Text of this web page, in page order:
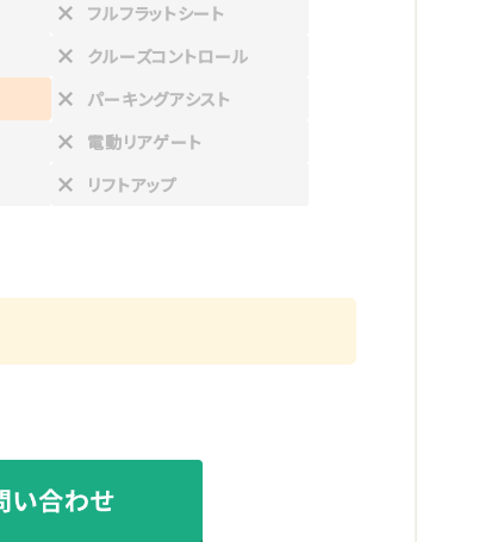
フルフラットシート
クルーズコントロール
パーキングアシスト
電動リアゲート
リフトアップ